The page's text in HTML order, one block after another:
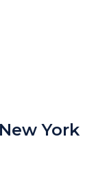
York